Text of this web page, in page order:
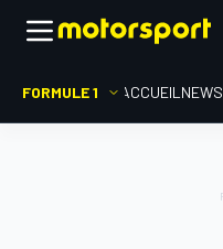
FORMULE 1 ACCUEIL NEWS